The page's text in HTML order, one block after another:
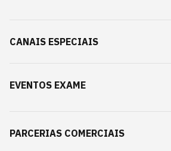
CANAIS ESPECIAIS
EVENTOS EXAME
PARCERIAS COMERCIAIS